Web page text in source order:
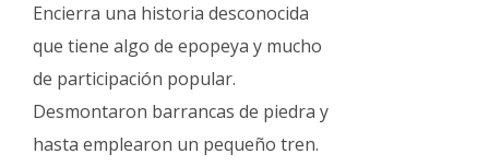
Encierra una historia desconocida
que tiene algo de epopeya y mucho
de participación popular.
Desmontaron barrancas de piedra y
hasta emplearon un pequeño tren.